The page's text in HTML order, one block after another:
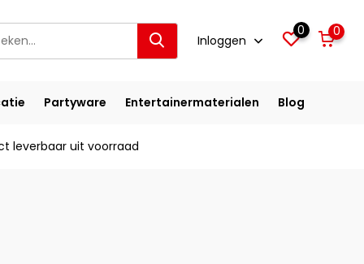
Inloggen
0 0
Partyware Entertainermaterialen Blog
leverbaar uit voorraad